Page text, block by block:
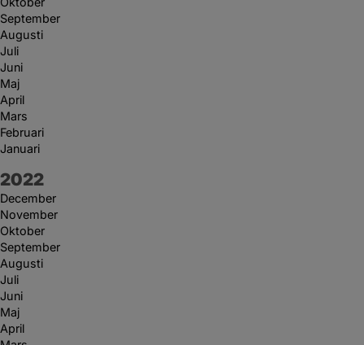
September
Augusti
Juli
Juni
Maj
April
Mars
Februari
Januari
År:
2022
December
November
Oktober
September
Augusti
Juli
Juni
Maj
April